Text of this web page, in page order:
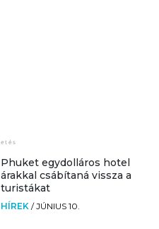
Phuket egydolláros hotel
árakkal csábítaná vissza a
turistákat
HÍREK /JÚNIUS 10.